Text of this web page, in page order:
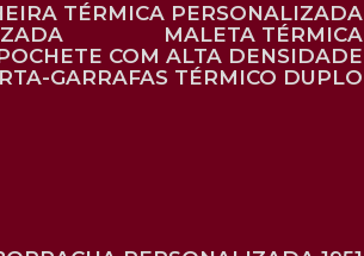
TÉRMICA PERSONALIZADA
MALETA TÉRMICA
POCHETE COM ALTA DENSIDADE
GARRAFAS TÉRMICO DUPLO